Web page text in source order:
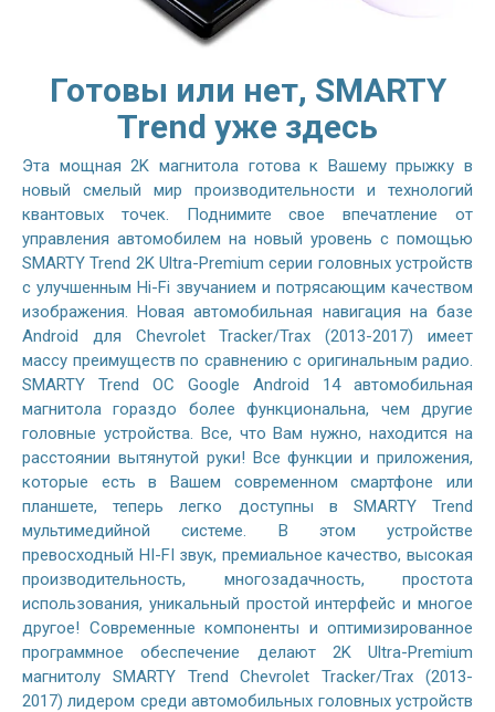
Готовы или нет, SMARTY
Trend уже здесь
Эта мощная 2K магнитола готова к Вашему прыжку в
новый смелый мир производительности и технологий
квантовых точек. Поднимите свое впечатление от
управления автомобилем на новый уровень с помощью
SMARTY Trend 2K Ultra-Premium серии головных устройств
с улучшенным Hi-Fi звучанием и потрясающим качеством
изображения. Новая автомобильная навигация на базе
Android для Chevrolet Tracker/Trax (2013-2017) имеет
массу преимуществ по сравнению с оригинальным радио.
SMARTY Trend ОС Google Android 14 автомобильная
магнитола гораздо более функциональна, чем другие
головные устройства. Все, что Вам нужно, находится на
расстоянии вытянутой руки! Все функции и приложения,
которые есть в Вашем современном смартфоне или
планшете, теперь легко доступны в SMARTY Trend
мультимедийной системе. В этом устройстве
превосходный HI-FI звук, премиальное качество, высокая
производительность, многозадачность, простота
использования, уникальный простой интерфейс и многое
другое! Современные компоненты и оптимизированное
программное обеспечение делают 2K Ultra-Premium
магнитолу SMARTY Trend Chevrolet Tracker/Trax (2013-
2017) лидером среди автомобильных головных устройств